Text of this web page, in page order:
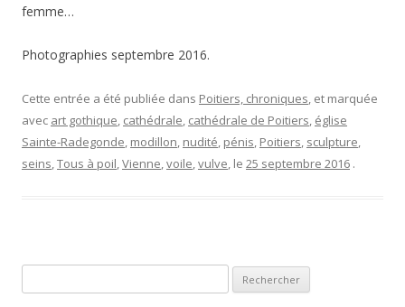
femme…
Photographies septembre 2016.
Cette entrée a été publiée dans Poitiers, chroniques, et marquée
avec art gothique, cathédrale, cathédrale de Poitiers, église
Sainte-Radegonde, modillon, nudité, pénis, Poitiers, sculpture,
seins,Tous à poil,Vienne,voile,vulve, le 25 septembre 2016 .